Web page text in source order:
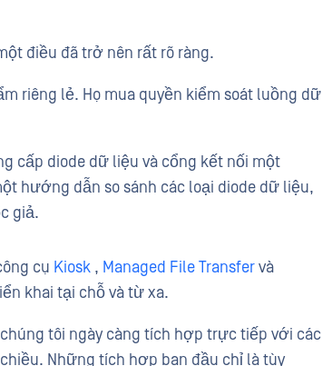
điều đã trở nên rất rõ ràng.
riêng lẻ. Họ mua quyền kiểm soát luồng dữ
cấp diode dữ liệu và cổng kết nối một
hướng dẫn so sánh các loại diode dữ liệu,
giả.
cụ Kiosk , Managed File Transfervà
khai tại chỗ và từ xa.
tôi ngày càng tích hợp trực tiếp với các
Những tích hợp ban đầu chỉ là tùy